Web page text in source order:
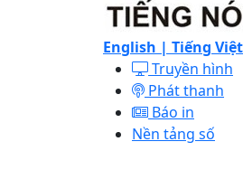
English | Tiếng Việt
Truyền hình
Phát thanh
Báo in
Nền tảng số